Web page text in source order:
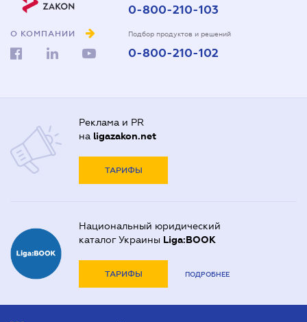
О КОМПАНИИ
0-800-210-103
Подбор продуктов и решений
0-800-210-102
Реклама и PR
на ligazakon.net
ТАРИФЫ
Национальный юридический
каталог Украины Liga:BOOK
ТАРИФЫ ПОДРОБНЕЕ